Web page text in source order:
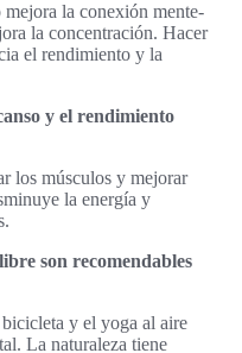
la conexión mente-
la concentración. Hacer
el rendimiento y la
y el rendimiento
los músculos y mejorar
la energía y
son recomendables
y el yoga al aire
La naturaleza tiene